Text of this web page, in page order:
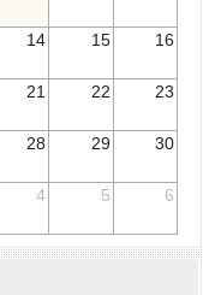
14 15 16
21 22 23
28 29 30
4 5 6